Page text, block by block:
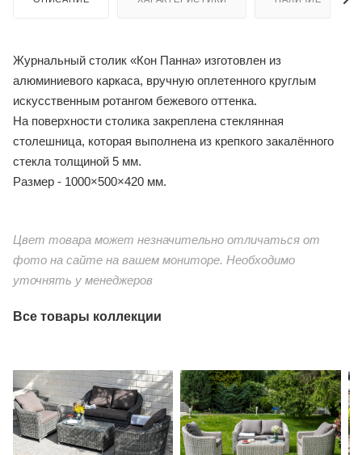
Журнальный столик «Кон Панна» изготовлен из
алюминиевого каркаса, вручную оплетенного круглым
искусственным ротангом бежевого оттенка.
На поверхности столика закреплена стеклянная
столешница, которая выполнена из крепкого закалённого
стекла толщиной 5 мм.
Размер - 1000×500×420 мм.
Цвет товара может незначительно отличаться от
фото на сайте на вашем мониторе. Необходимо
уточнять у менеджеров
Все товары коллекции